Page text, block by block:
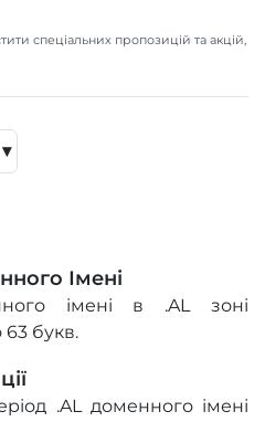
спеціальних пропозицій та акцій,
▾
Імені
імені в .AL зоні
63 букв.
.AL доменного імені